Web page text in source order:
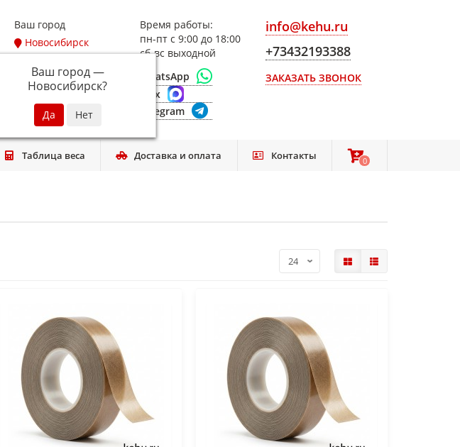
Ваш город
Новосибирск
Ваш город —
Новосибирск?
Время работы:
пн-пт с 9:00 до 18:00
сб-вс выходной
WhatsApp
Max
Telegram
info@kehu.ru
+73432193388
ЗАКАЗАТЬ ЗВОНОК
Таблица веса Доставка и оплата Контакты 0
0